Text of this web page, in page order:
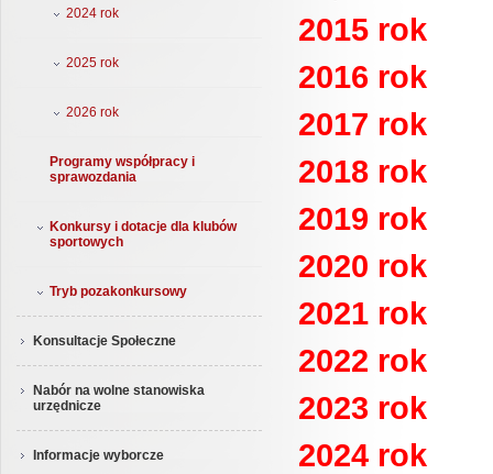
2024 rok
2025 rok
2026 rok
Programy współpracy i
sprawozdania
Konkursy i dotacje dla klubów
sportowych
Tryb pozakonkursowy
Konsultacje Społeczne
Nabór na wolne stanowiska
urzędnicze
Informacje wyborcze
2015 rok
2016 rok
2017 rok
2018 rok
2019 rok
2020 rok
2021 rok
2022 rok
2023 rok
2024 rok